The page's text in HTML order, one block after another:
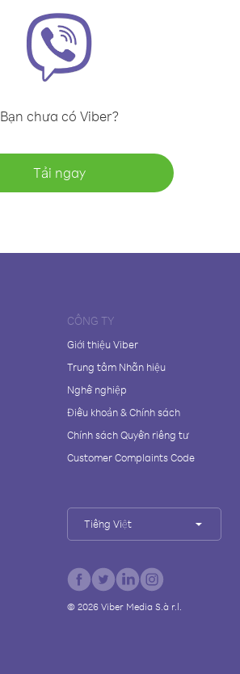
Bạn chưa có Viber?
Tải ngay
CÔNG TY
Giới thiệu Viber
Trung tâm Nhãn hiệu
Nghề nghiệp
Điều khoản & Chính sách
Chính sách Quyền riêng tư
Customer Complaints Code
Tiếng Việt
© 2026Viber Media S.à r.l.